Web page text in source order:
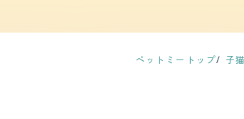
だ子猫でしたがそこそこに大きく、目尻の下がった情けない表情と
ました。 ただ、ワクチンや去勢のことなどもあり、
ペットミートップ 子